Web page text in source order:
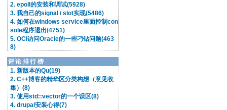
2. epoll的安装和调试(5928)
3. 我自己的signal / slot实现(5486)
4. 如何在windows service里面控制con
sole程序退出(4751)
5. OCI访问Oracle的一些刁钻问题(463
8)
评论排行榜
1. 新版本的Qu(19)
2. C++博客的精华区分类构想（意见收
集）(8)
3. 使用std::vector的一个误区(8)
4. drupal安装心得(7)